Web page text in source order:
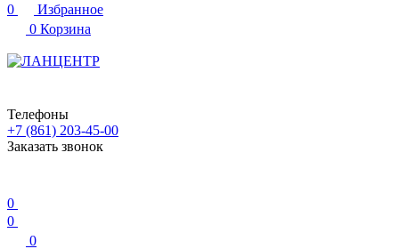
0
Избранное
0 Корзина
Телефоны
+7 (861) 203-45-00
Заказать звонок
0
0
0